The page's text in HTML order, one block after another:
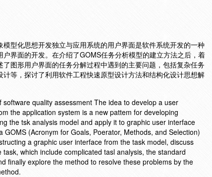
型化思想开发独立与应用系统的用户界面是软件系统开发的一种
界面的开发。在介绍了GOMS任务分析模型的建立方法之后，着
图形用户界面的任务分解过程中遇到的主要问题，包括复杂任务
等，探讨了利用软件工程快速原型设计方法和结构化设计思想解
quality assessment The idea to develop a user
the application system is a new pattem for developing
the tsk analysis model and apply it to graphic user interface
(Acronym for Goals, Poerator, Methods, and Selection)
a graphic user interface from the task model, discuss
which include complicated tasl analysis, the standard
finally explore the method to resolve these problems by the